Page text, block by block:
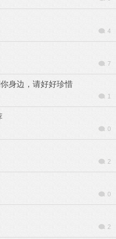
4
7
身边，请好好珍惜
1
0
2
0
2